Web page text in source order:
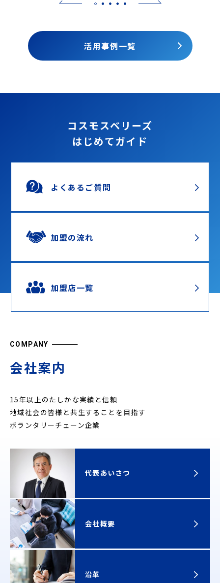
活用事例一覧
コスモスベリーズ
はじめてガイド
よくあるご質問
加盟の流れ
加盟店一覧
COMPANY
会社案内
15年以上のたしかな実績と信頼
地域社会の皆様と共生することを目指す
ボランタリーチェーン企業
代表あいさつ
会社概要
沿革